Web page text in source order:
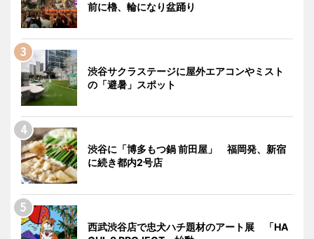
前に櫓、輪になり盆踊り
渋谷サクラステージに屋外エアコンやミスト
の「避暑」スポット
渋谷に「博多もつ鍋 前田屋」 福岡発、新宿
に続き都内2号店
西武渋谷店で忠犬ハチ題材のアート展 「HA